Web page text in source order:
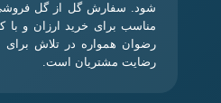
شود. سفارش گل از گل فروشی
مناسب برای خرید ارزان و
رضوان همواره در تلاش برای
رضایت مشتریان است.